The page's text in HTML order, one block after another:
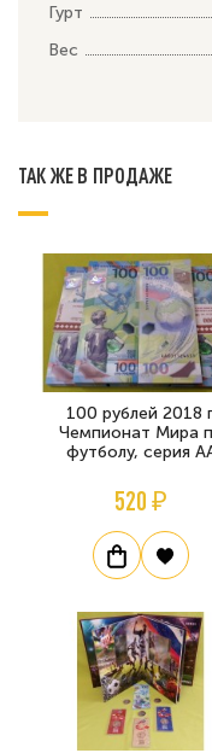
Гурт
Вес
ТАК ЖЕ В ПРОДАЖЕ
100 рублей 2018
Чемпионат Мира
футболу, серия
520 ₽